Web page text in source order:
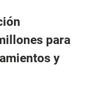
para
y